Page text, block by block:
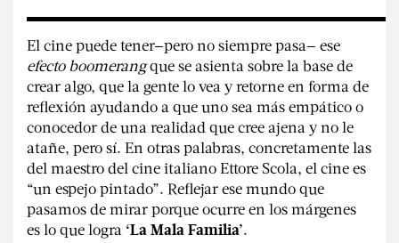
El cine puede tener—pero no siempre pasa— ese
efecto boomerangque se asienta sobre la base de
crear algo, que la gente lo vea y retorne en forma de
reflexión ayudando a que uno sea más empático o
conocedor de una realidad que cree ajena y no le
atañe, pero sí. En otras palabras, concretamente las
del maestro del cine italiano Ettore Scola, el cine es
“un espejo pintado”. Reflejar ese mundo que
pasamos de mirar porque ocurre en los márgenes
es lo que logra ‘La Mala Familia’.
REVISTAS: VIS-À-VIS
MINE